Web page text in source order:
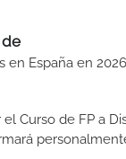
de
en España en 2026
Curso de FP a